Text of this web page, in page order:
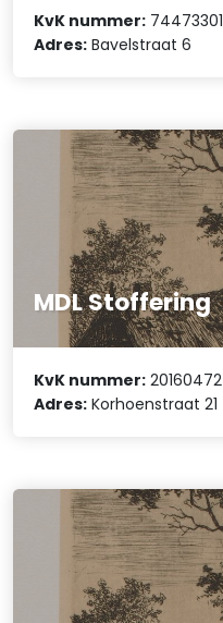
KvK nummer: 74473301
Adres: Bavelstraat 6
MDL Stoffering
KvK nummer: 20160472
Adres: Korhoenstraat 21